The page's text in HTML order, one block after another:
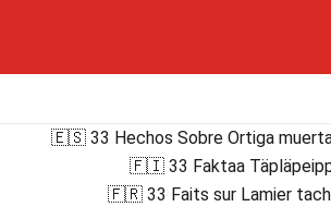
🇪🇸 33 Hechos Sobre Ortiga
🇫🇮 33 Faktaa
🇫🇷 33 Faits sur Lamier